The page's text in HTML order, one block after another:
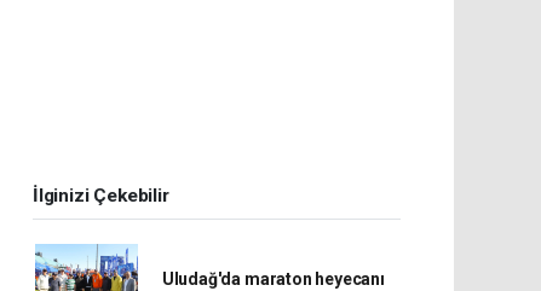
İlginizi Çekebilir
Uludağ'da maraton heyecanı